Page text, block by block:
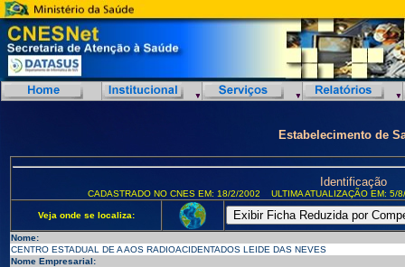
Estabelecimento de
Identificação
CADASTRADO NO CNES EM: 18/2/2002 ULTIMA ATUALIZAÇÃO EM:
Veja onde se localiza:
Nome:
CENTRO ESTADUAL DE A AOS RADIOACIDENTADOS LEIDE DAS NEVES
Nome Empresarial: